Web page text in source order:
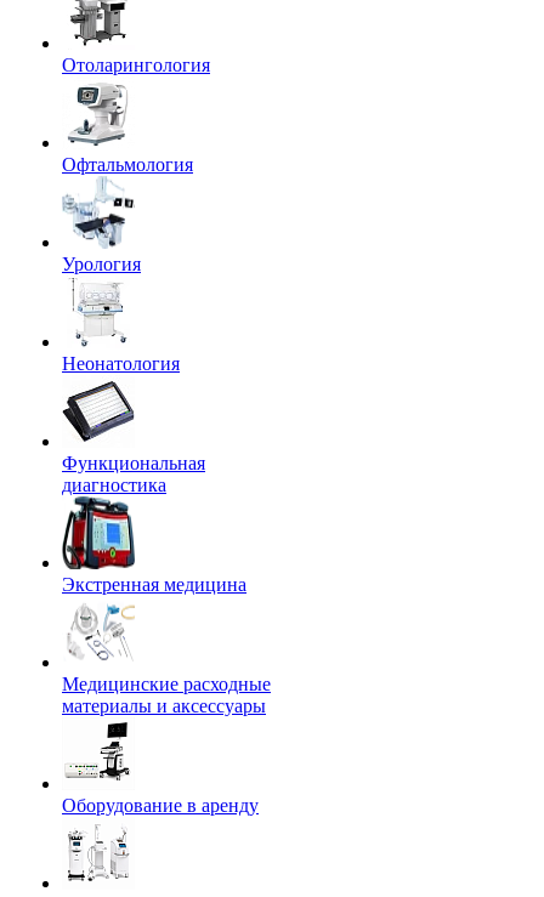
Отоларингология
Офтальмология
Урология
Неонатология
Функциональная
диагностика
Экстренная медицина
Медицинские расходные
материалы и аксессуары
Оборудование в аренду